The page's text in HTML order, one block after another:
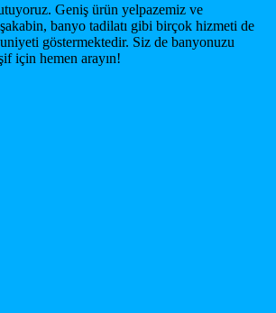
Geniş ürün yelpazemiz ve
banyo tadilatı gibi birçok hizmeti de
göstermektedir. Siz de banyonuzu
için hemen arayın!